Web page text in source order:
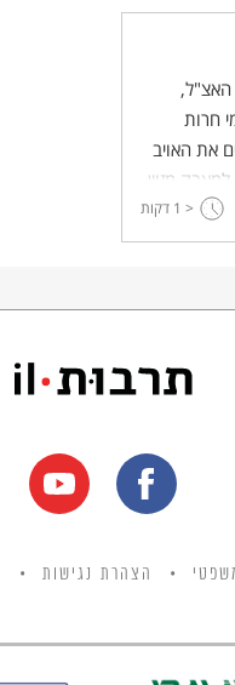
האצ"ל,
חרות
את האויב
מזוין
< 1 דקות
הצהרת נגישות